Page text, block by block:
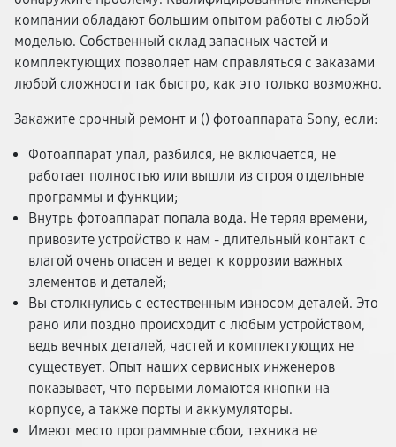
компании обладают большим опытом работы с любой
моделью. Собственный склад запасных частей и
комплектующих позволяет нам справляться с заказами
любой сложности так быстро, как это только возможно.
Закажите срочный ремонт и () фотоаппарата Sony, если:
Фотоаппарат упал, разбился, не включается, не
работает полностью или вышли из строя отдельные
программы и функции;
Внутрь фотоаппарат попала вода. Не теряя времени,
привозите устройство к нам - длительный контакт с
влагой очень опасен и ведет к коррозии важных
элементов и деталей;
Вы столкнулись с естественным износом деталей. Это
рано или поздно происходит с любым устройством,
ведь вечных деталей, частей и комплектующих не
существует. Опыт наших сервисных инженеров
показывает, что первыми ломаются кнопки на
корпусе, а также порты и аккумуляторы.
Имеют место программные сбои, техника не